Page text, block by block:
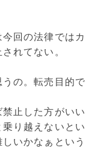
回の法律ではカ
れてない。
の。転売目的で
止した方がいい
り越えないとい
いかなぁという